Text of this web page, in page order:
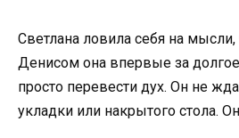
Светлана ловила себя на
Денисом она впервые за
просто перевести дух. Он не
укладки или накрытого стола.